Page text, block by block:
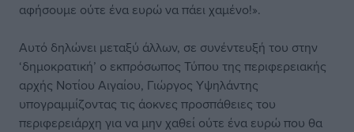
αφήσουμε ούτε ένα ευρώ να πάει χαμένο!».
Αυτό δηλώνει μεταξύ άλλων, σε συνέντευξή του στην
‘δημοκρατική’ ο εκπρόσωπος Τύπου της περιφερειακής
αρχής Νοτίου Αιγαίου, Γιώργος Υψηλάντης
υπογραμμίζοντας τις άοκνες προσπάθειες του
περιφερειάρχη για να μην χαθεί ούτε ένα ευρώ που θα